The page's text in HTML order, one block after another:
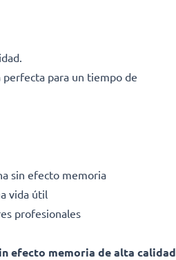
para un tiempo de
sin efecto memoria
vida útil
profesionales
efecto memoria de alta calidad